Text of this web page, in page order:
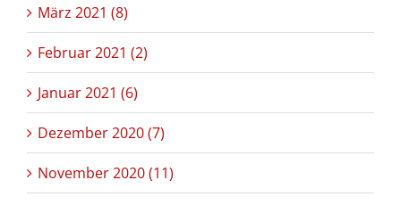
März 2021 (8)
Februar 2021 (2)
Januar 2021 (6)
Dezember 2020 (7)
November 2020 (11)